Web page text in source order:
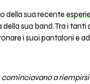
della sua recente
sua band. Tra i
i suoi pantaloni e
a